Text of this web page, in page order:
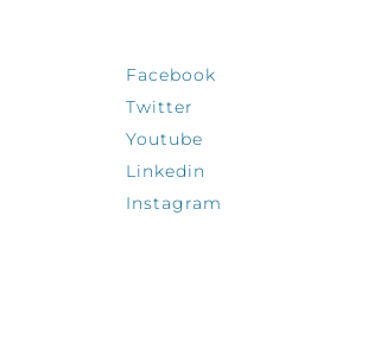
Facebook
Twitter
Youtube
Linkedin
Instagram